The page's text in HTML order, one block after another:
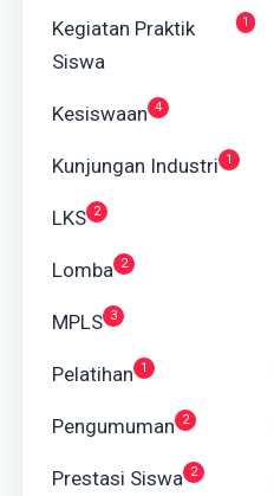
Kegiatan Praktik
Siswa
1
Kesiswaan 4
Kunjungan Industri 1
LKS 2
Lomba 2
MPLS 3
Pelatihan 1
Pengumuman 2
Prestasi Siswa 2